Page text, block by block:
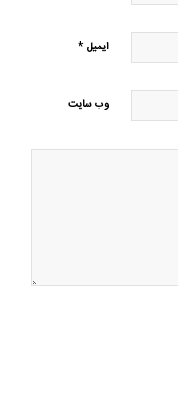
ایمیل*
وب‌ سایت